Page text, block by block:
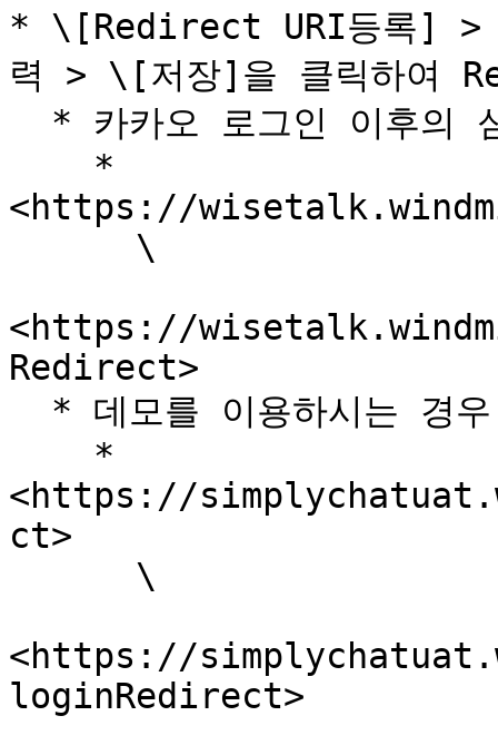
* \[Redirect URI등록] >
력 > \[저장]을 클릭하여
<https://
<https://
Redirect>
<https://
ct>
<https://
loginRedirect>